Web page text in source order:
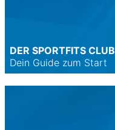
DER SPORTFITS CLUB
Dein Guide zum Start